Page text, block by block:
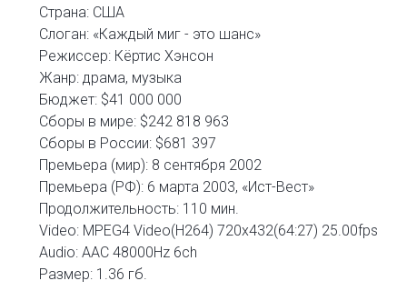
Страна: США
Слоган: «Каждый миг - это шанс»
Режиссер: Кёртис Хэнсон
Жанр: драма, музыка
Бюджет: $41 000 000
Сборы в мире: $242 818 963
Сборы в России: $681 397
Премьера (мир): 8 сентября 2002
Премьера (РФ): 6 марта 2003, «Ист-Вест»
Продолжительность: 110 мин.
Video: MPEG4 Video(H264) 720x432(64:27) 25.00fps
Audio: AAC 48000Hz 6ch
Размер: 1.36 гб.